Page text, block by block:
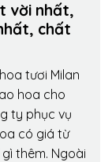
vời nhất,
chất
tươi Milan
hoa cho
ty phục vụ
có giá từ
thêm. Ngoài